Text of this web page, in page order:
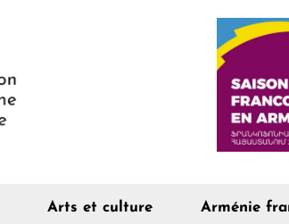
Arts et culture Arménie